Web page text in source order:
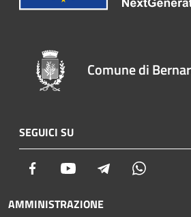
Comune di
SEGUICI SU
Facebook Youtube Telegram
AMMINISTRAZIONE